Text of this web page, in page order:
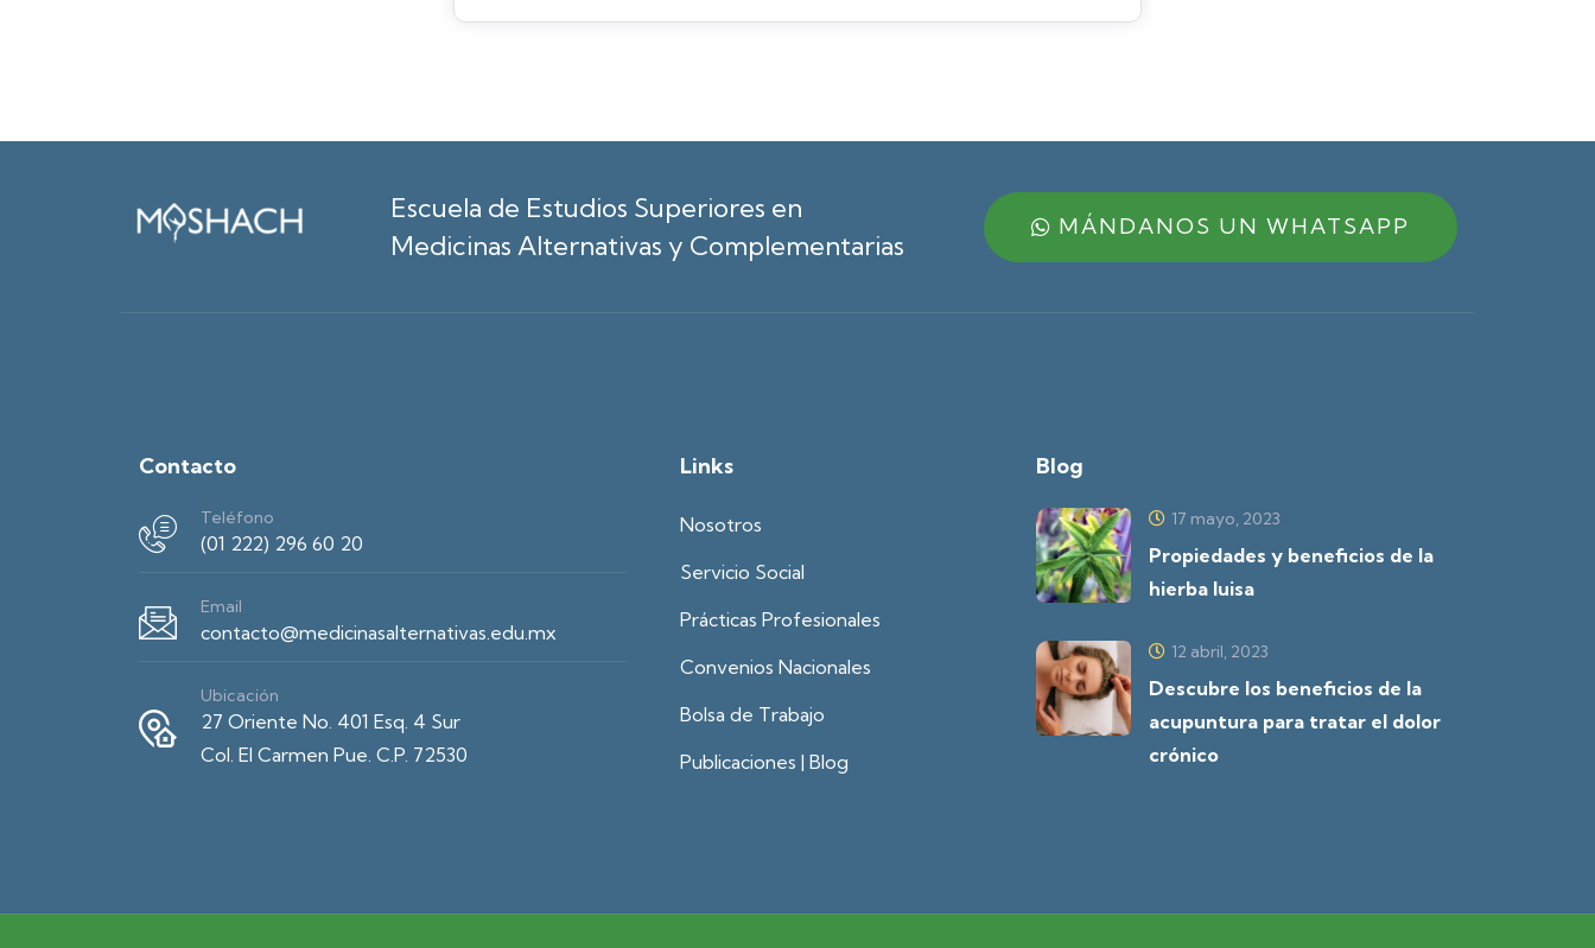
Escuela de Estudios Superiores en
Medicinas Alternativas y Complementarias
MÁNDANOS UN WHATSAPP
Contacto
Teléfono
(01 222) 296 60 20
Email
contacto@medicinasalternativas.edu.mx
Ubicación
27 Oriente No. 401 Esq. 4 Sur
Col. El Carmen Pue. C.P. 72530
Links
Nosotros
Servicio Social
Prácticas Profesionales
Convenios Nacionales
Bolsa de Trabajo
Publicaciones | Blog
Blog
17 mayo, 2023
Propiedades y beneficios de la
hierba luisa
12 abril, 2023
Descubre los beneficios de la
acupuntura para tratar el dolor
crónico